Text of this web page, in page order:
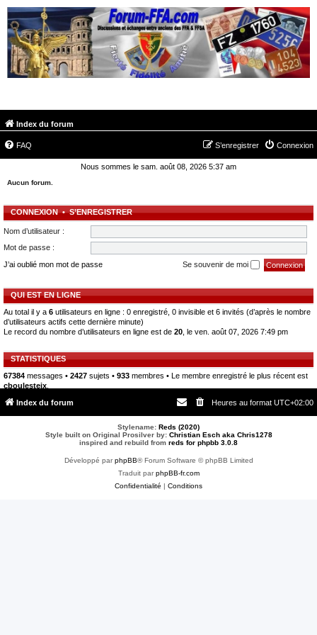
Index du forum
FAQ Connexion
S’enregistrer
Nous sommes le sam. août 08, 2026 5:37 am
Aucun forum.
CONNEXION•S’ENREGISTRER
Nom d’utilisateur :
Mot de passe :
J’ai oublié mon mot de passe
Se souvenir de moi
QUI EST EN LIGNE
Au total il y a 6 utilisateurs en ligne : 0 enregistré, 0 invisible et 6 invités (d’après le nombre
d’utilisateurs actifs cette dernière minute)
Le record du nombre d’utilisateurs en ligne est de 20 , le ven. août 07, 2026 7:49 pm
STATISTIQUES
67384 messages • 2427 sujets • 933 membres • Le membre enregistré le plus récent est
cboulesteix
Index du forum
Heures au format UTC+02:00
Stylename: Reds (2020)
Style built on Original Prosilver by: Christian Esch aka Chris1278
inspired and rebuild from reds for phpbb 3.0.8
Développé parphpBB® Forum Software © phpBB Limited
Traduit parphpBB-fr.com
Confidentialité | Conditions